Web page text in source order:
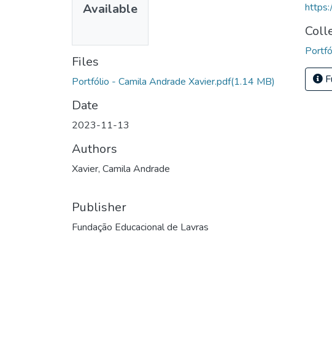
Available
Files
Portfólio - Camila Andrade Xavier.pdf(1.14 MB)
Date
2023-11-13
Authors
Xavier, Camila Andrade
Publisher
Fundação Educacional de Lavras